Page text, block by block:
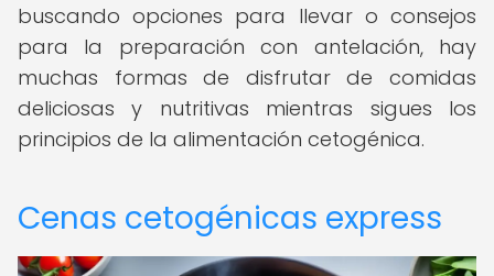
buscando opciones para llevar o consejos
para la preparación con antelación, hay
muchas formas de disfrutar de comidas
deliciosas y nutritivas mientras sigues los
principios de la alimentación cetogénica.
Cenas cetogénicas express